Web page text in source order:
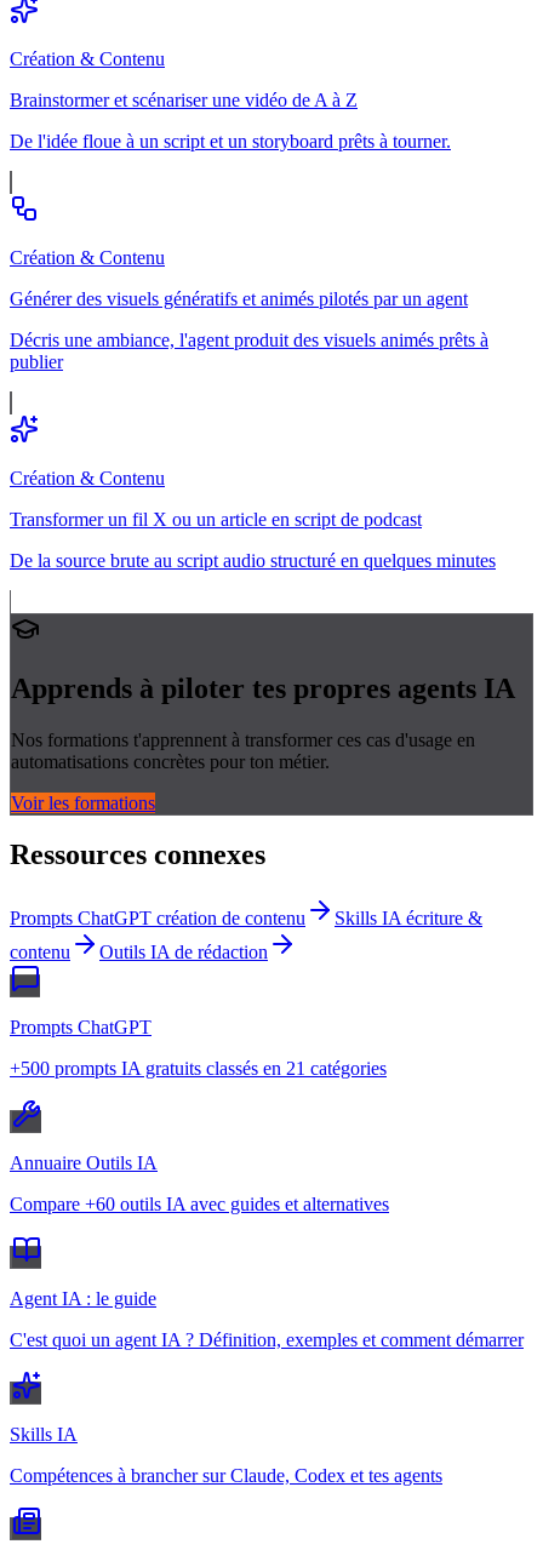
Création & Contenu
Brainstormer et scénariser une vidéo de A à Z
De l'idée floue à un script et un storyboard prêts à tourner.
Création & Contenu
Générer des visuels génératifs et animés pilotés par un agent
Décris une ambiance, l'agent produit des visuels animés prêts à
publier
Création & Contenu
Transformer un fil X ou un article en script de podcast
De la source brute au script audio structuré en quelques minutes
Apprends à piloter tes propres agents IA
Nos formations t'apprennent à transformer ces cas d'usage en
automatisations concrètes pour ton métier.
Voir les formations
Ressources connexes
Prompts ChatGPT création de contenu
Skills IA écriture &
contenu
Outils IA de rédaction
Prompts ChatGPT
+500 prompts IA gratuits classés en 21 catégories
Annuaire Outils IA
Compare +60 outils IA avec guides et alternatives
Agent IA : le guide
C'est quoi un agent IA ? Définition, exemples et comment démarrer
Skills IA
Compétences à brancher sur Claude, Codex et tes agents